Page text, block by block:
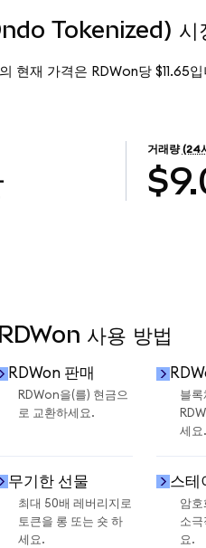
Tokenized) 시
현재 가격은 RDWon당 $11.65
거래량 (24
사용 방법
RDWon 판매
RDWon을(를) 현금으
로 교환하세요.
블록
세요.
무기한 선물
최대 50배 레버리지로
토큰을 롱 또는 숏 하
세요.
스테
암호
소극
요.